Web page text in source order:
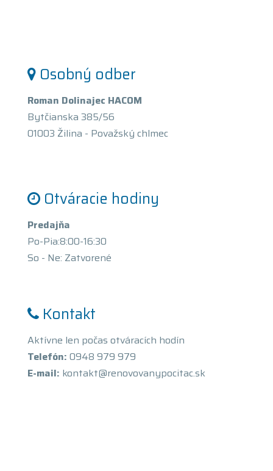
Osobný odber
Roman Dolinajec HACOM
Bytčianska 385/56
01003 Žilina - Považský chlmec
Otváracie hodiny
Predajňa
Po-Pia:8:00-16:30
So - Ne: Zatvorené
Kontakt
Aktívne len počas otváracích hodín
Telefón: 0948 979 979
E-mail: kontakt@renovovanypocitac.sk